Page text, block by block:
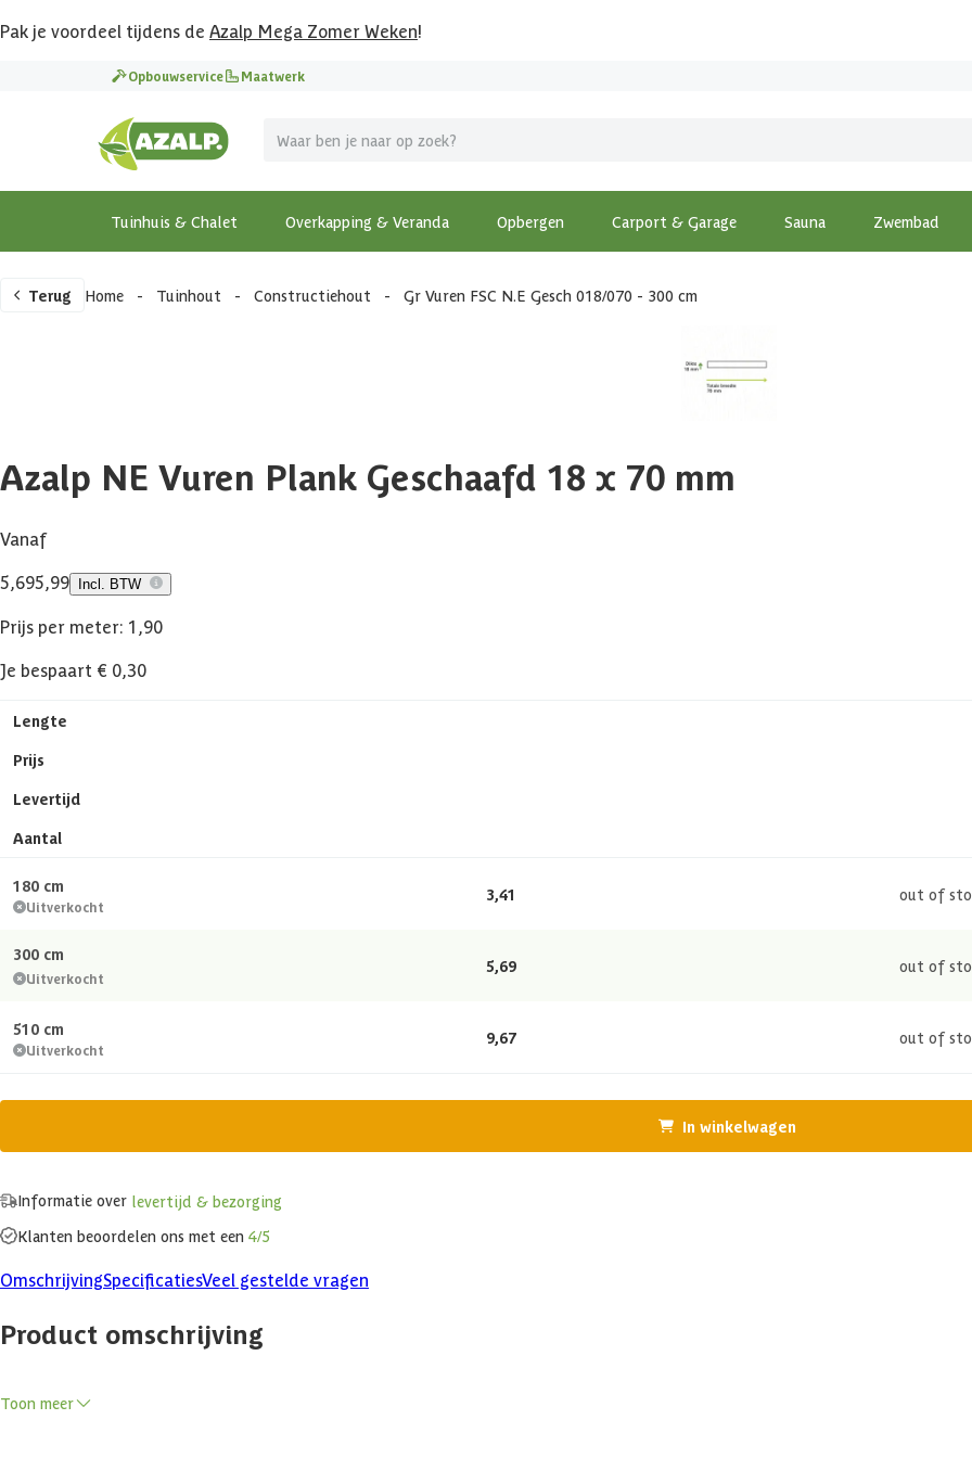
Pak je voordeel tijdens de Azalp Mega Zomer Weken!
Opbouwservice Maatwerk
Tuinhuis & Chalet Overkapping & Veranda Opbergen Carport & Garage Sauna Zwembad
Terug Home - Tuinhout - Constructiehout - Gr Vuren FSC N.E Gesch 018/070 - 300 cm
Azalp NE Vuren Plank Geschaafd 18 x 70 mm
Vanaf
5,695,99 Incl. BTW
Prijs per meter: 1,90
Je bespaart € 0,30
Lengte
Prijs
Levertijd
Aantal
180 cm
Uitverkocht
out of
3,41
300 cm
Uitverkocht
out of
5,69
510 cm
Uitverkocht
out of
9,67
In winkelwagen
Informatie over levertijd & bezorging
Klanten beoordelen ons met een 4/5
OmschrijvingSpecificatiesVeel gestelde vragen
Product omschrijving
Azalp NE Vuren Plank Geschaafd 18 x 70 mm - 300 cm
Toon meer